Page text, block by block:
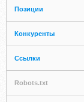
Позиции
Конкуренты
Ссылки
Robots.txt